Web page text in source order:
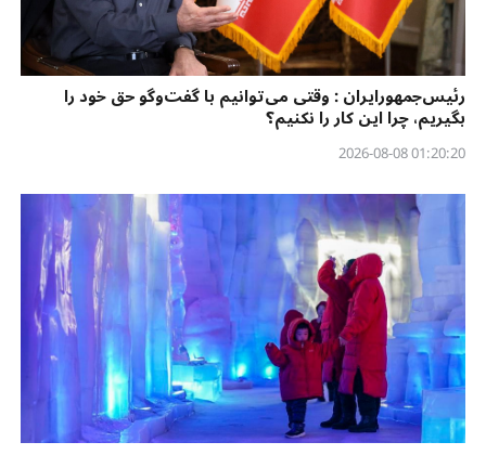
رئیس‌جمهورایران : وقتی می‌توانیم با گفت‌وگو حق خود را
بگیریم، چرا این کار را نکنیم؟
01:20:20 2026-08-08